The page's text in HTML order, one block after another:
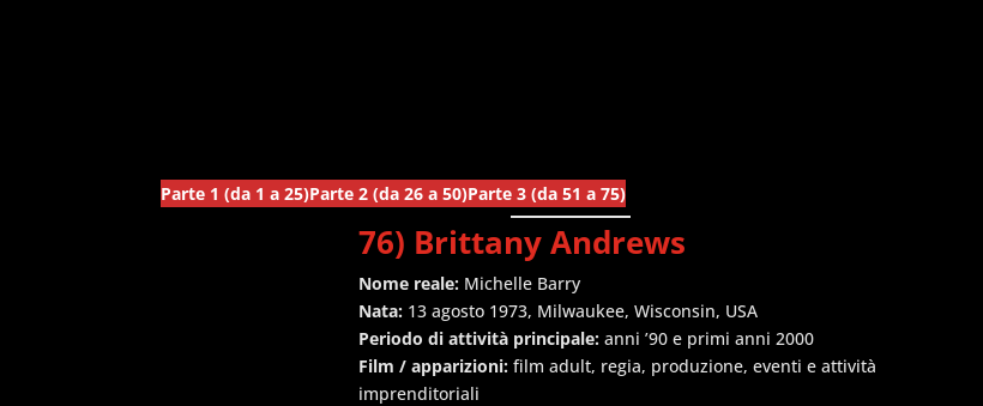
Parte 1 (da 1 a 25)Parte 2 (da 26 a 50)Parte 3 (da 51 a 75)
76) Brittany Andrews
Nome reale: Michelle Barry
Nata: 13 agosto 1973, Milwaukee, Wisconsin, USA
Periodo di attività principale: anni ’90 e primi anni 2000
Film / apparizioni: film adult, regia, produzione, eventi e attività
imprenditoriali